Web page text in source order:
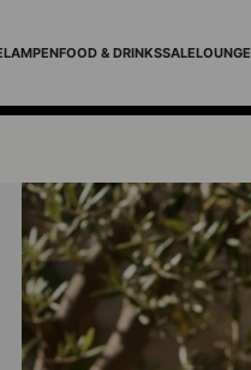
LAMPENFOOD & DRINKSSALELOUNGE